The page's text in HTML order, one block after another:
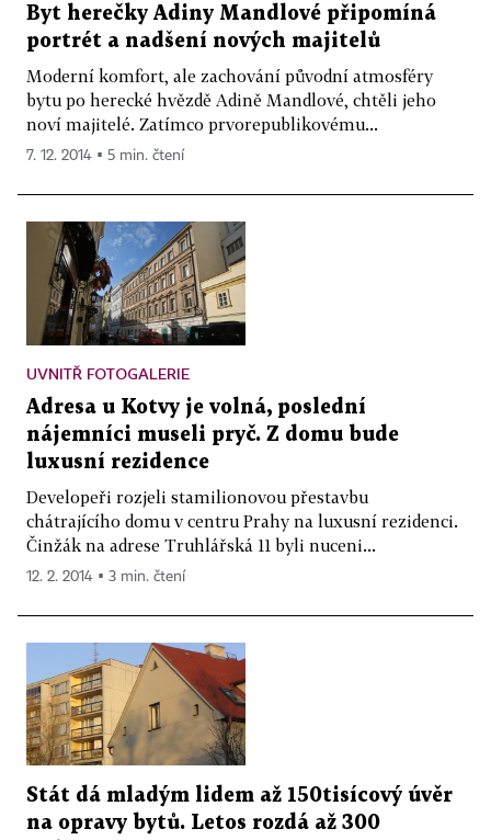
Byt herečky Adiny Mandlové připomíná
portrét a nadšení nových majitelů
Moderní komfort, ale zachování původní atmosféry
bytu po herecké hvězdě Adině Mandlové, chtěli jeho
noví majitelé. Zatímco prvorepublikovému...
7. 12. 2014 ▪ 5 min. čtení
UVNITŘ FOTOGALERIE
Adresa u Kotvy je volná, poslední
nájemníci museli pryč. Z domu bude
luxusní rezidence
Developeři rozjeli stamilionovou přestavbu
chátrajícího domu v centru Prahy na luxusní rezidenci.
Činžák na adrese Truhlářská 11 byli nuceni...
12. 2. 2014 ▪ 3 min. čtení
Stát dá mladým lidem až 150tisícový úvěr
na opravy bytů. Letos rozdá až 300